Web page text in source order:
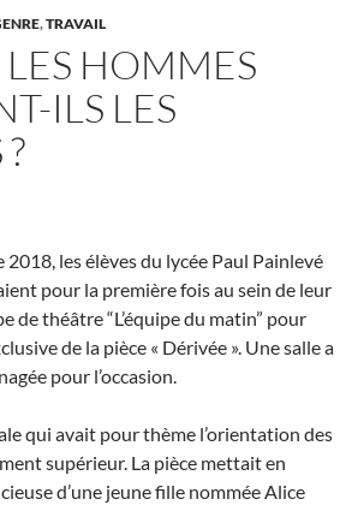
,TRAVAIL
HOMMES
ILS LES
les élèves du lycée Paul Painlevé
pour la première fois au sein de leur
de théâtre “L’équipe du matin” pour
de la pièce « Dérivée ». Une salle a
pour l’occasion.
qui avait pour thème l’orientation des
supérieur. La pièce mettait en
d’une jeune fille nommée Alice